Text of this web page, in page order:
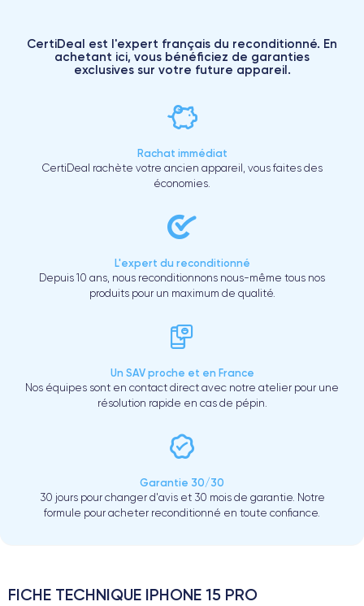
CertiDeal est l'expert français du reconditionné. En
achetant ici, vous bénéficiez de garanties
exclusives sur votre future appareil.
Rachat immédiat
CertiDeal rachète votre ancien appareil, vous faites des
économies.
L'expert du reconditionné
Depuis 10 ans, nous reconditionnons nous-même tous nos
produits pour un maximum de qualité.
Un SAV proche et en France
Nos équipes sont en contact direct avec notre atelier pour une
résolution rapide en cas de pépin.
Garantie 30/30
30 jours pour changer d'avis et 30 mois de garantie. Notre
formule pour acheter reconditionné en toute confiance.
FICHE TECHNIQUE IPHONE 15 PRO